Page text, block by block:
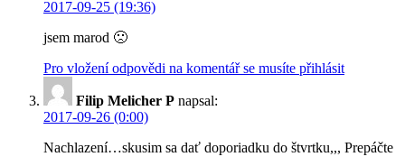
2017-09-25 (19:36)
jsem marod 🙁
Pro vložení odpovědi na komentář se musíte přihlásit
Filip Melicher P napsal:
2017-09-26 (0:00)
Nachlazení…skusim sa dať doporiadku do štvrtku,,, Prepáčte